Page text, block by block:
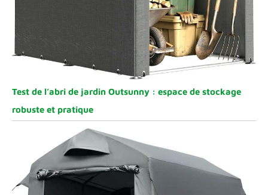
Test de l’abri de jardin Outsunny : espace de stockage
robuste et pratique